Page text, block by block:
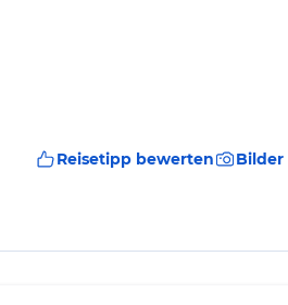
Reisetipp bewerten Bilder